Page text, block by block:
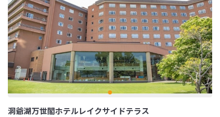
洞爺湖万世閣ホテルレイクサイドテラス